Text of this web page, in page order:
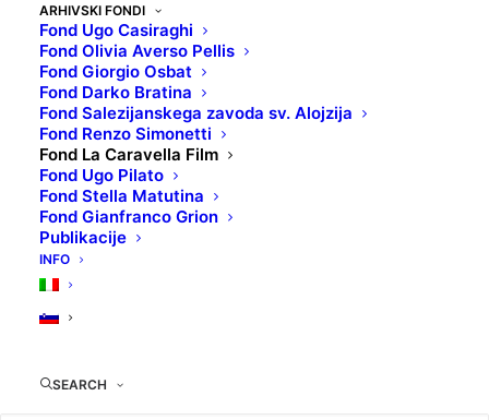
ARHIVSKI FONDI
Fond Ugo Casiraghi
Fond Olivia Averso Pellis
Fond Giorgio Osbat
Fond Darko Bratina
Fond Salezijanskega zavoda sv. Alojzija
Fond Renzo Simonetti
Fond La Caravella Film
Fond Ugo Pilato
Fond Stella Matutina
Fond Gianfranco Grion
Publikacije
INFO
SEARCH
oktobra 1955 je Giorgio Osbat (kot
solastnik) pri Goriški trgovinski,
industrijski in kmetijski zbornici
registriral podjetje za proizvodnjo filmov
»Società di produzioni cinematografiche
Biografija Alda Geottija